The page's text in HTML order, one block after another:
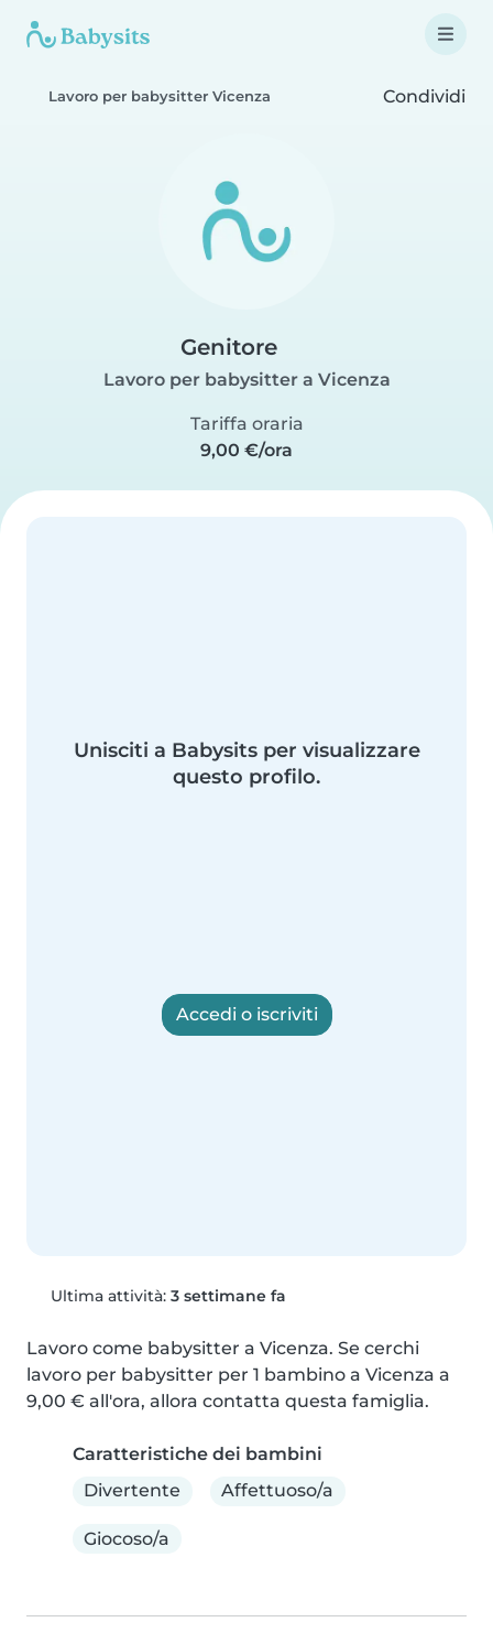
Lavoro per babysitter Vicenza Condividi
Genitore
Lavoro per babysitter a Vicenza
Tariffa oraria
9,00 €/ora
Unisciti a Babysits per visualizzare
questo profilo.
Accedi o iscriviti
Ultima attività: 3 settimane fa
Lavoro come babysitter a Vicenza. Se cerchi
lavoro per babysitter per 1 bambino a Vicenza a
9,00 € all'ora, allora contatta questa famiglia.
Caratteristiche dei bambini
Divertente
Affettuoso/a
Giocoso/a